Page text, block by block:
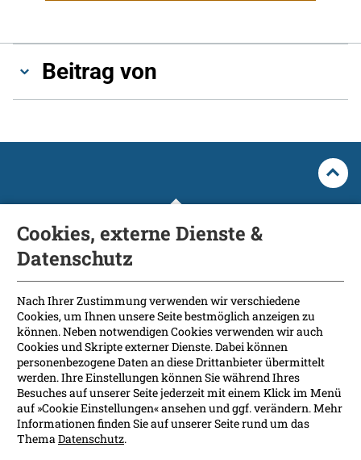
Beitrag von
Fakultät
International Patients
Kontakt
Presse
Soziale Medien
Barrierefreiheit
Datenschutz
Impressum
Cookies, externe Dienste &
Datenschutz
Nach Ihrer Zustimmung verwenden wir verschiedene
Cookies, um Ihnen unsere Seite bestmöglich anzeigen zu
können. Neben notwendigen Cookies verwenden wir auch
Cookies und Skripte externer Dienste. Dabei können
personenbezogene Daten an diese Drittanbieter übermittelt
werden. Ihre Einstellungen können Sie während Ihres
Besuches auf unserer Seite jederzeit mit einem Klick im Menü
auf »Cookie Einstellungen« ansehen und ggf. verändern. Mehr
Informationen finden Sie auf unserer Seite rund um das
ThemaDatenschutz.